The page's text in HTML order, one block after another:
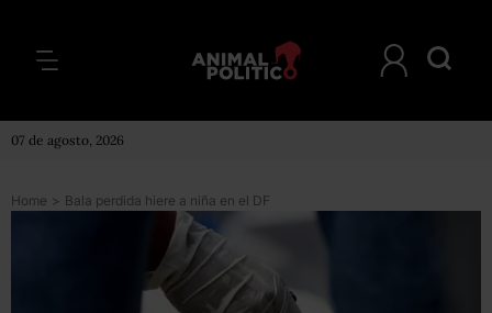
07 de agosto, 2026
Home > Bala perdida hiere a niña en el DF